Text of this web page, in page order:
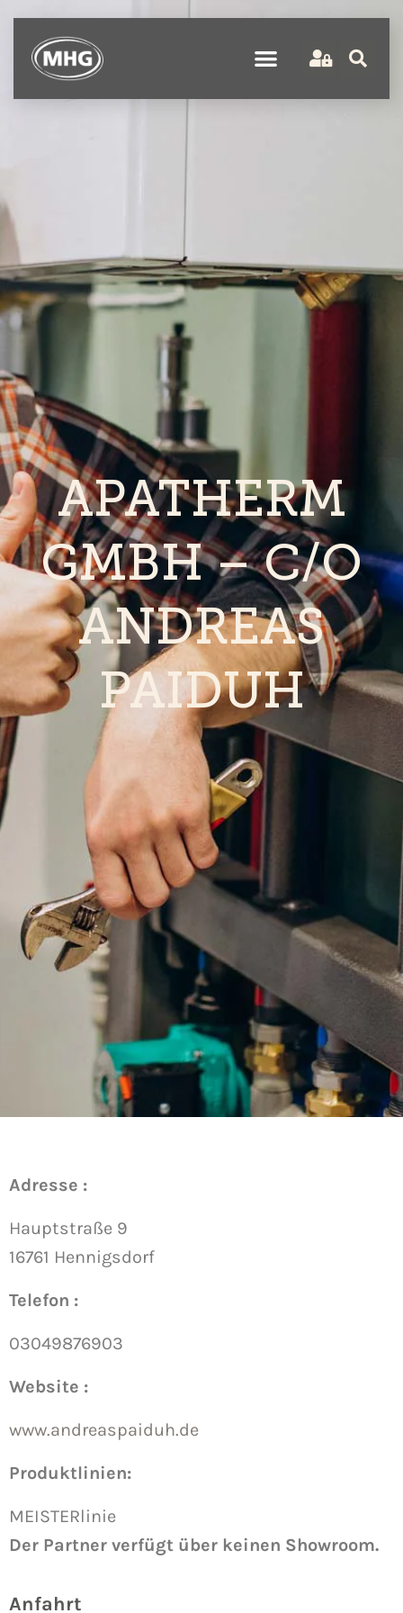
APATHERM
GMBH – C/O
ANDREAS
PAIDUH
Adresse :
Hauptstraße 9
16761 Hennigsdorf
Telefon :
03049876903
Website :
www.andreaspaiduh.de
Produktlinien:
MEISTERlinie
Der Partner verfügt über keinen Showroom.
Anfahrt